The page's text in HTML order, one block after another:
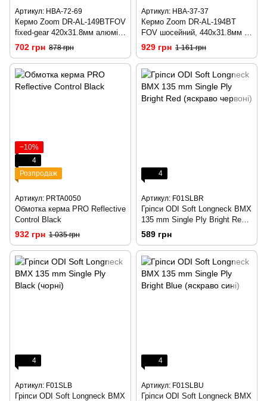
Артикул: HBA-72-69
Кермо Zoom DR-AL-149BTFOV
fixed-gear 420x31.8мм алюмін.
silver
702 грн 878 грн
Артикул: HBA-37-37
Кермо Zoom DR-AL-194BT
FOV шосейний, 440x31.8мм Al
black
929 грн 1 161 грн
−10%
4
Розпродаж
Артикул: PRTA0050
Обмотка керма PRO Reflective
Control Black
932 грн 1 035 грн
4
Артикул: F01SLBR
Гріпси ODI Soft Longneck BMX
135 mm Single Ply Bright Red
(яскраво червоні)
589 грн
4
Артикул: F01SLB
Гріпси ODI Soft Longneck BMX
4
Артикул: F01SLBU
Гріпси ODI Soft Longneck BMX